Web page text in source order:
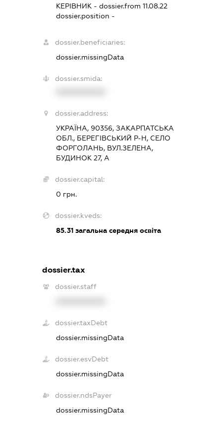
КЕРІВНИК - dossier.from 11.08.22
dossier.position -
dossier.beneficiaries:
dossier.missingData
dossier.smida:
dossier.address:
УКРАЇНА, 90356, ЗАКАРПАТСЬКА
ОБЛ., БЕРЕГІВСЬКИЙ Р-Н, СЕЛО
ФОРГОЛАНЬ, ВУЛ.ЗЕЛЕНА,
БУДИНОК 27, А
dossier.capital:
0 грн.
dossier.kveds:
85.31загальна середня освіта
dossier.tax
dossier.staff
dossier.taxDebt
dossier.missingData
dossier.esvDebt
dossier.missingData
dossier.ndsPayer
dossier.missingData